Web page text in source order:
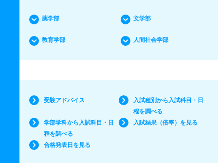
薬学部 文学部
教育学部 人間社会学部
受験アドバイス
入試種別から入試科目・日
程を調べる
学部学科から入試科目・日
程を調べる
入試結果（倍率）を見る
合格発表日を見る